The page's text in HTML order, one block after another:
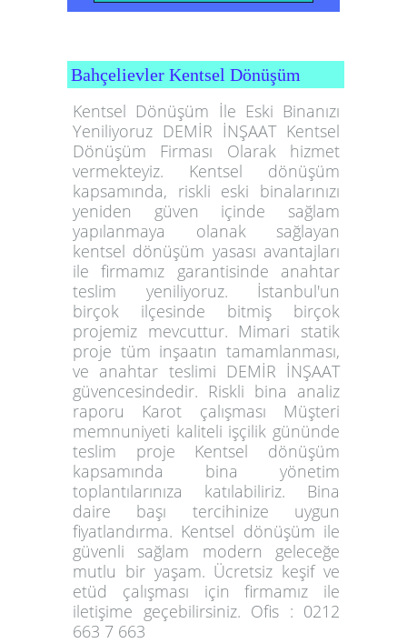
Bahçelievler Kentsel Dönüşüm
Kentsel Dönüşüm İle Eski Binanızı
Yeniliyoruz DEMİR İNŞAAT Kentsel
Dönüşüm Firması Olarak hizmet
vermekteyiz. Kentsel dönüşüm
kapsamında, riskli eski binalarınızı
yeniden güven içinde sağlam
yapılanmaya olanak sağlayan
kentsel dönüşüm yasası avantajları
ile firmamız garantisinde anahtar
teslim yeniliyoruz. İstanbul'un
birçok ilçesinde bitmiş birçok
projemiz mevcuttur. Mimari statik
proje tüm inşaatın tamamlanması,
ve anahtar teslimi DEMİR İNŞAAT
güvencesindedir. Riskli bina analiz
raporu Karot çalışması Müşteri
memnuniyeti kaliteli işçilik gününde
teslim proje Kentsel dönüşüm
kapsamında bina yönetim
toplantılarınıza katılabiliriz. Bina
daire başı tercihinize uygun
fiyatlandırma. Kentsel dönüşüm ile
güvenli sağlam modern geleceğe
mutlu bir yaşam. Ücretsiz keşif ve
etüd çalışması için firmamız ile
iletişime geçebilirsiniz. Ofis : 0212
663 7 663